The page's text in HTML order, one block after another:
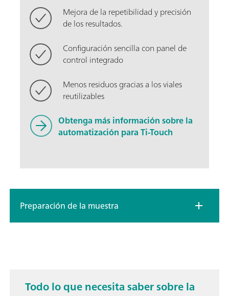
Mejora de la repetibilidad y precisión
de los resultados.
Configuración sencilla con panel de
control integrado
Menos residuos gracias a los viales
reutilizables
Obtenga más información sobre la
automatización para Ti-Touch
Preparación de la muestra
Todo lo que necesita saber sobre la